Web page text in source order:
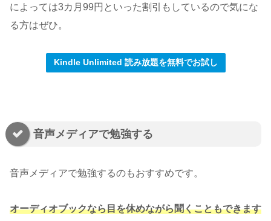
によっては3カ月99円といった割引もしているので気にな
る方はぜひ。
Kindle Unlimited 読み放題を無料でお試し
音声メディアで勉強する
音声メディアで勉強するのもおすすめです。
オーディオブックなら目を休めながら聞くこともできます